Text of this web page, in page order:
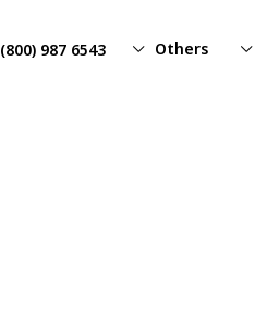
Others
(800) 987 6543